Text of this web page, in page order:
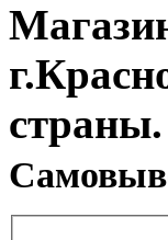
страны.